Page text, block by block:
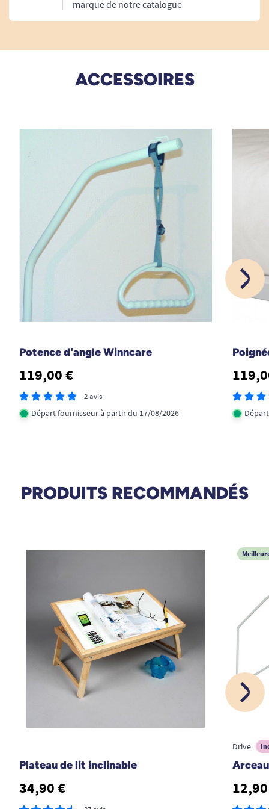
A. Anonymous
marque de notre catalogue
ACCESSOIRES
Potence d'angle Winncare
119,00 €
2 avis
Départ fournisseur à partir du 17/08/2026
PRODUITS RECOMMANDÉS
Plateau de lit inclinable
34,90 €
Drive